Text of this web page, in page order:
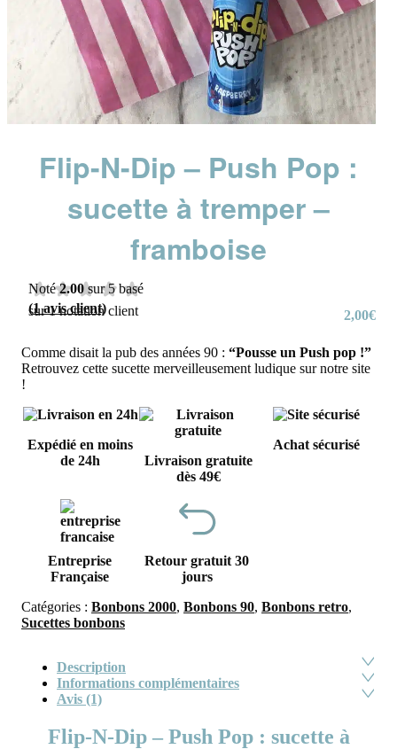
Flip-N-Dip – Push Pop :
sucette à tremper –
framboise
Noté2.00 sur 5 basé
sur1notation client
(1avis client) 2,00€
Comme disait la pub des années 90 : “Pousse un Push pop !”
Retrouvez cette sucette merveilleusement ludique sur notre site
!
Expédié en moins
de 24h
Livraison gratuite
dès 49€
Achat sécurisé
Entreprise
Française
Retour gratuit 30
jours
Catégories : Bonbons 2000, Bonbons 90, Bonbons retro,
Sucettes bonbons
Description
Informations complémentaires
Avis (1)
Flip-N-Dip – Push Pop : sucette à